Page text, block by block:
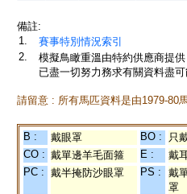
備註:
1.
賽事特別情況索引
2.
模擬鳥瞰重溫由特約供應商提
已盡一切努力務求有關資料盡
請留意 : 所有馬匹資料是由1979-80
B : 戴眼罩 BO : 只
CO : 戴單邊羊毛面箍 E : 戴
PC : 戴半掩防沙眼罩 PS :
戴
罩